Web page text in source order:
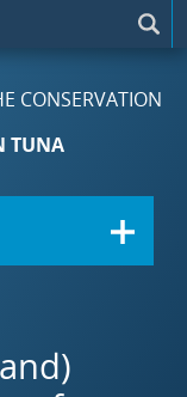
CONSERVATION
TUNA